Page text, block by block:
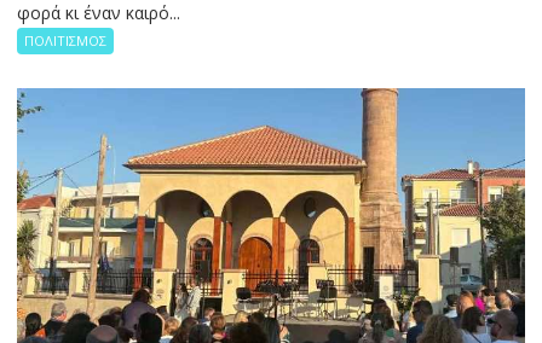
φορά κι έναν καιρό...
ΠΟΛΙΤΙΣΜΟΣ